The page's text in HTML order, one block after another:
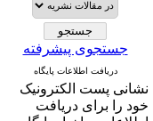
جستجوی پیشرفته
دریافت اطلاعات پایگاه
نشانی پست الکترونیک
خود را برای دریافت